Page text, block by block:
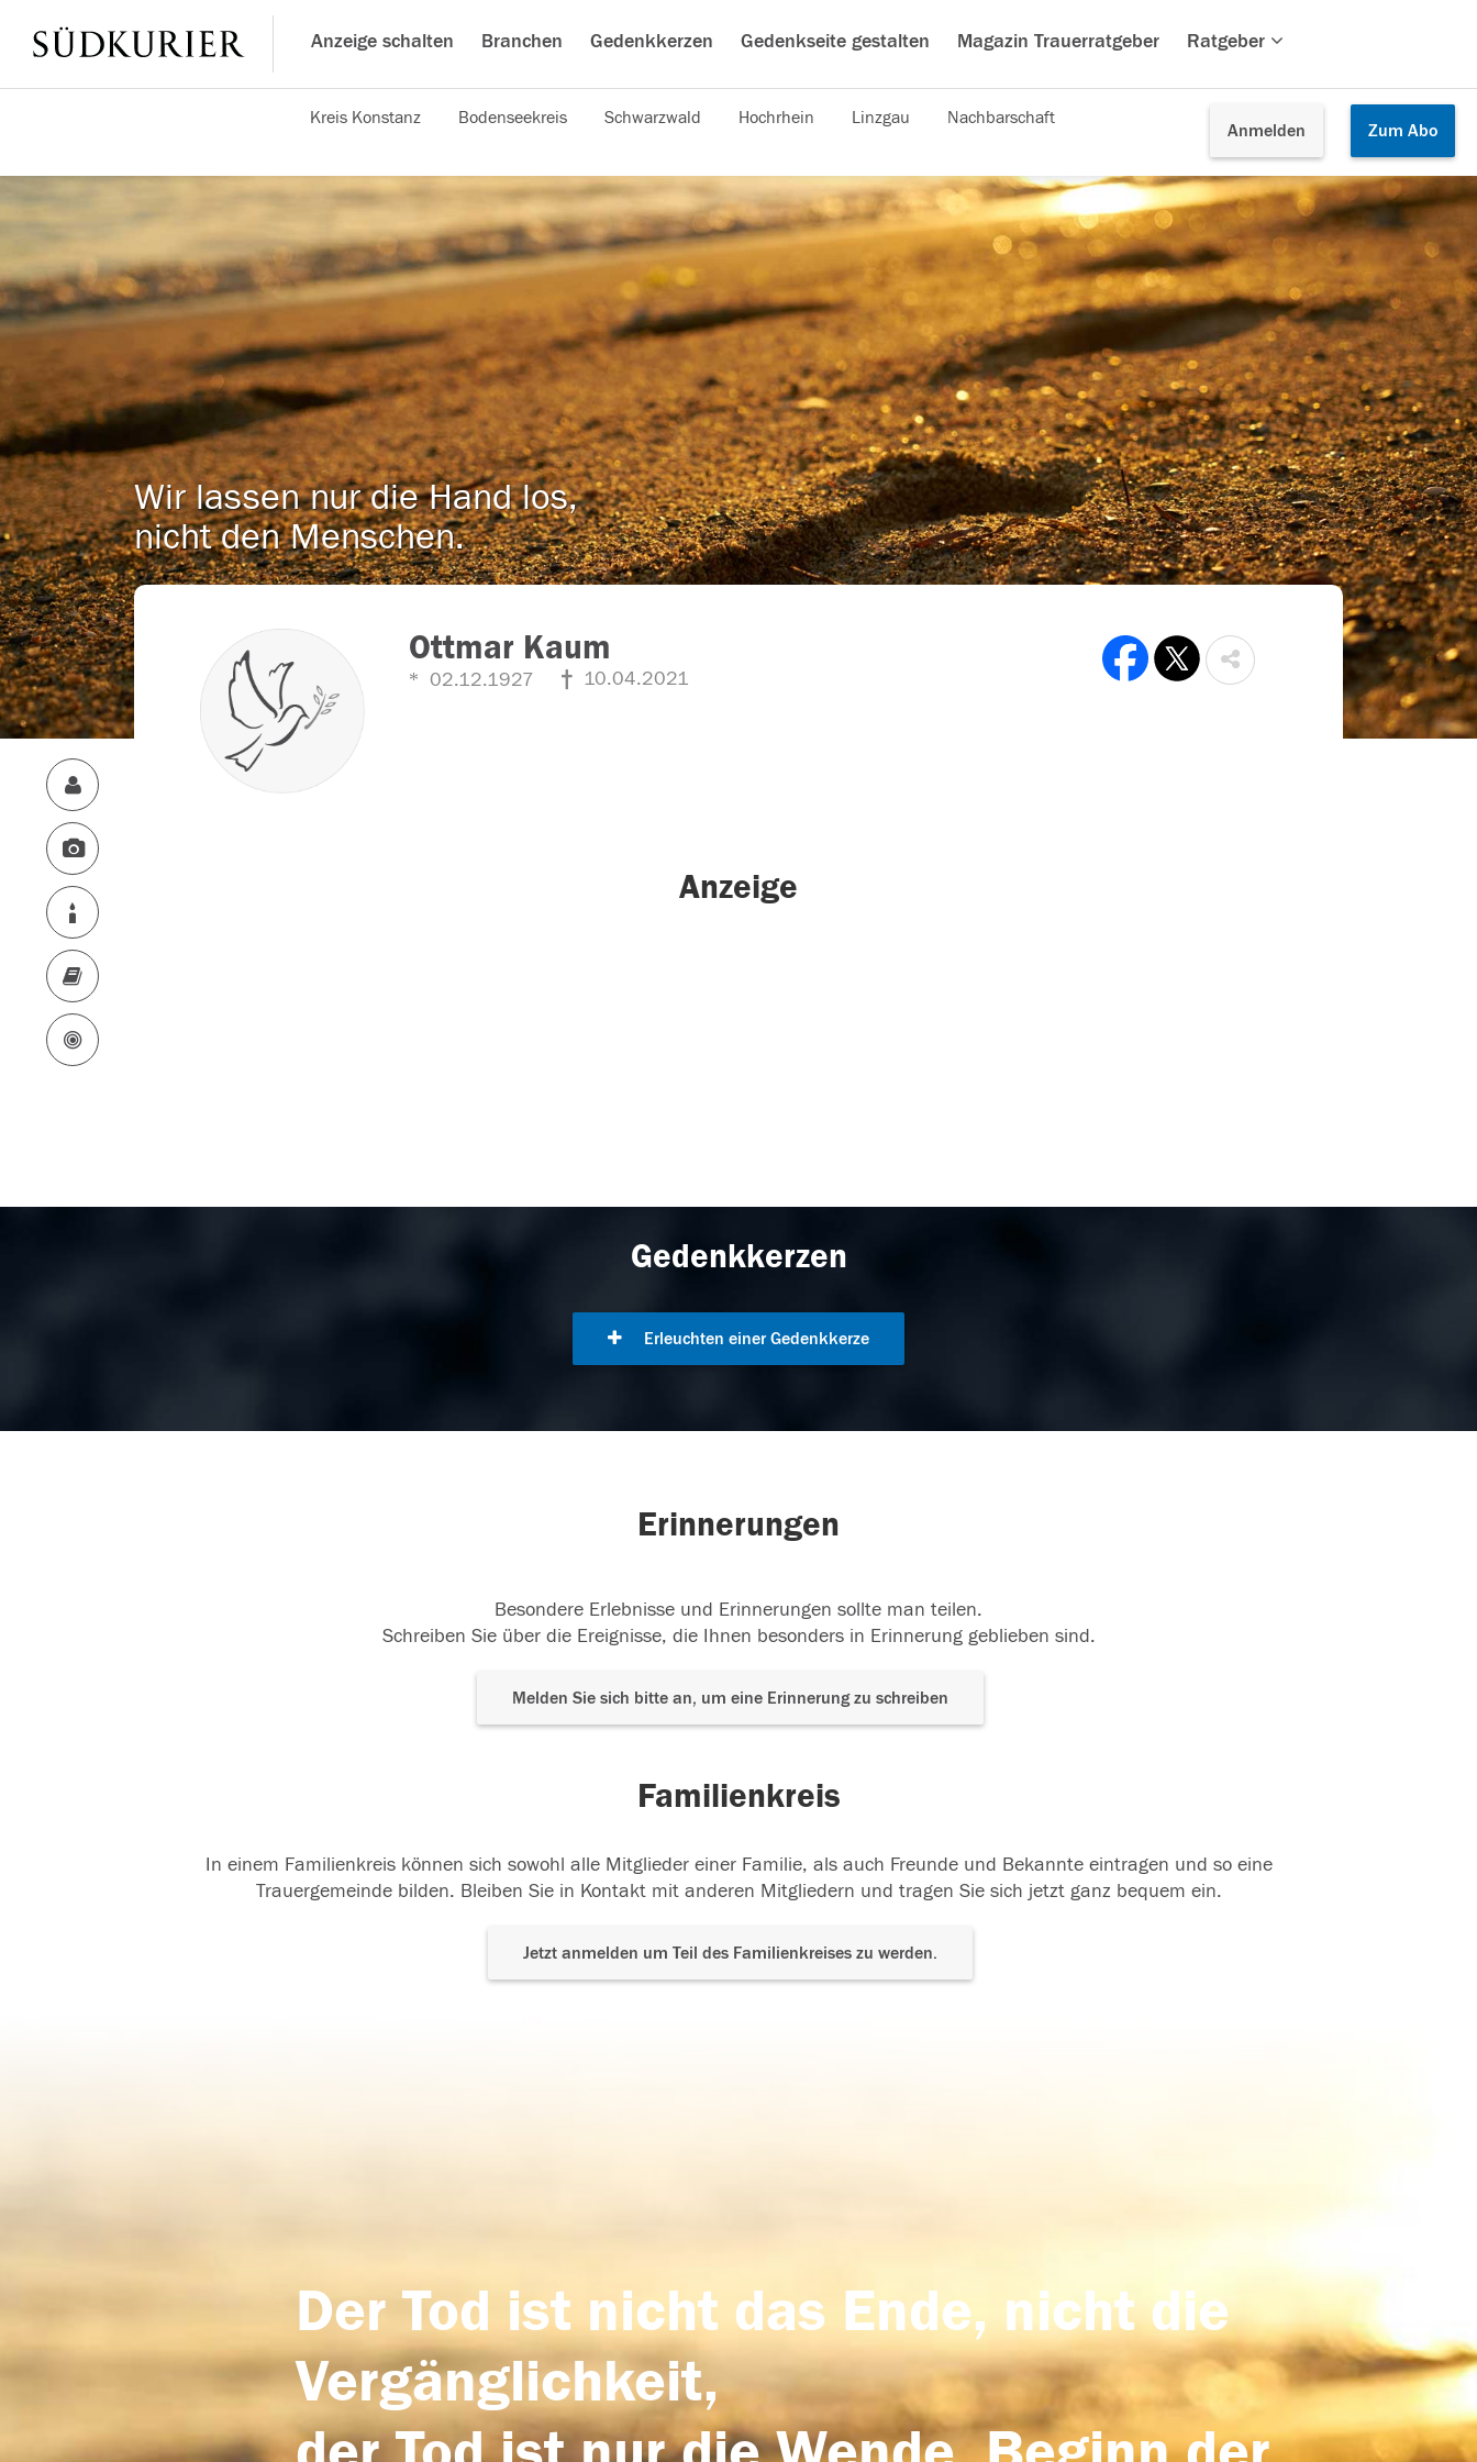
Anzeige schalten Branchen Gedenkkerzen Gedenkseite gestalten Magazin Trauerratgeber Ratgeber
Anmelden Zum Abo
Kreis Konstanz Bodenseekreis Schwarzwald Hochrhein Linzgau Nachbarschaft
Wir lassen nur die Hand los,
nicht den Menschen.
Ottmar Kaum
02.12.1927 10.04.2021
Anzeige
Gedenkkerzen
Erleuchten einer Gedenkkerze
Erinnerungen
Besondere Erlebnisse und Erinnerungen sollte man teilen.
Schreiben Sie über die Ereignisse, die Ihnen besonders in Erinnerung geblieben sind.
Melden Sie sich bitte an, um eine Erinnerung zu schreiben
Familienkreis
In einem Familienkreis können sich sowohl alle Mitglieder einer Familie, als auch Freunde und Bekannte eintragen und so eine
Trauergemeinde bilden. Bleiben Sie in Kontakt mit anderen Mitgliedern und tragen Sie sich jetzt ganz bequem ein.
Jetzt anmelden um Teil des Familienkreises zu werden.
Der Tod ist nicht das Ende, nicht die
Vergänglichkeit,